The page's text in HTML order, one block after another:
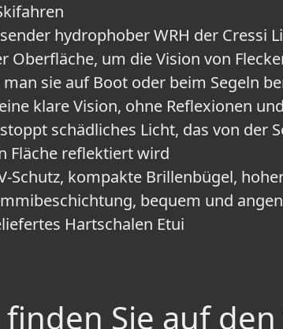
hydrophober WRH der Cressi
um die Vision von
sie auf Boot oder beim Segeln
klare Vision, ohne Reflexionen und
schädliches Licht, das von der
Fläche reflektiert wird
Schutz, kompakte Brillenbügel,
bequem und
Hartschalen Etui
Sie auf